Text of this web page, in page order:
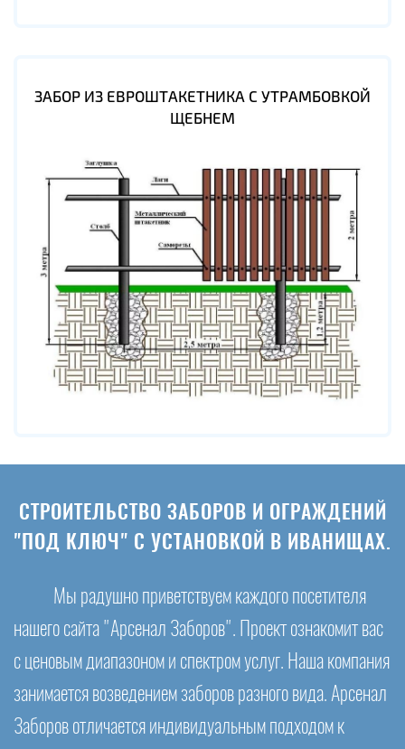
ЗАБОР ИЗ ЕВРОШТАКЕТНИКА С УТРАМБОВКОЙ
ЩЕБНЕМ
СТРОИТЕЛЬСТВО ЗАБОРОВ И ОГРАЖДЕНИЙ
"ПОД КЛЮЧ" С УСТАНОВКОЙ В ИВАНИЩАХ.
Мы радушно приветствуем каждого посетителя
нашего сайта "Арсенал Заборов". Проект ознакомит вас
с ценовым диапазоном и спектром услуг. Наша компания
занимается возведением заборов разного вида. Арсенал
Заборов отличается индивидуальным подходом к